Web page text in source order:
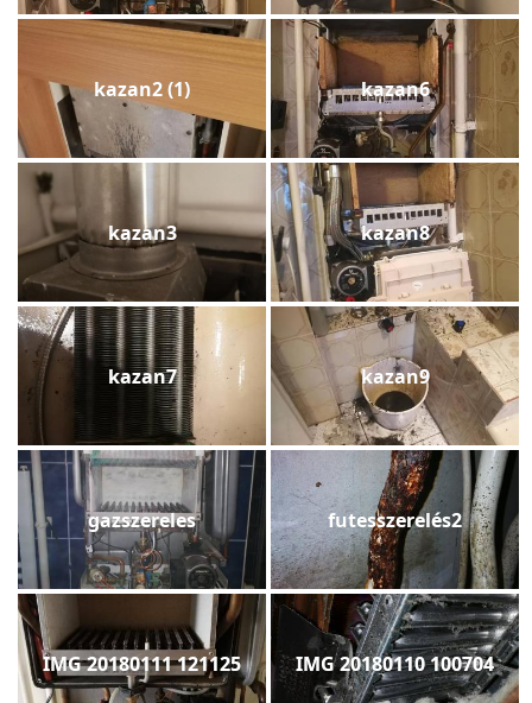
kazan2 (1) kazan6
kazan3 kazan8
kazan7 kazan9
gazszereles futesszerelés2
IMG 20180111 121125 IMG 20180110 100704